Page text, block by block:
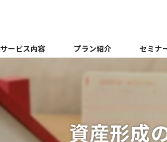
サービス内容 プラン紹介 セミナ
資産形成